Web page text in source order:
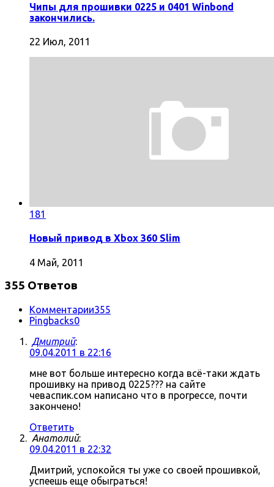
Чипы для прошивки 0225 и 0401 Winbond
закончились.
22 Июл, 2011
181
Новый привод в Xbox 360 Slim
4 Май, 2011
355 Ответов
Комментарии355
Pingbacks0
Дмитрий:
09.04.2011 в 22:16
мне вот больше интересно когда всё-таки ждать
прошивку на привод 0225??? на сайте
чеваспик.сом написано что в прогрессе, почти
закончено!
Ответить
Анатолий:
09.04.2011 в 22:32
Дмитрий, успокойся ты уже со своей прошивкой,
успеешь еще обыграться!